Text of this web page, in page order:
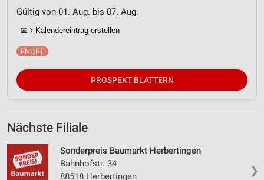
Gültig von 01. Aug. bis 07. Aug.
📅 Kalendereintrag erstellen
PROSPEKT BLÄTTERN
Nächste Filiale
❯
Sonderpreis Baumarkt Herbertingen
Bahnhofstr. 34
88518 Herbertingen